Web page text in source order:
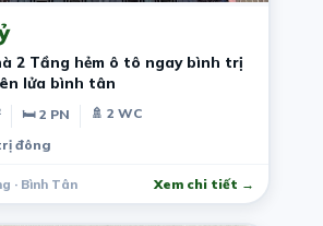
2 Tầng hẻm ô tô ngay bình trị
lửa bình tân
🛏 2 PN
🚿 2 WC
đông
· Bình Tân Xem chi tiết →